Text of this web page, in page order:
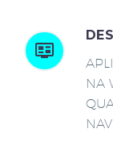
NA